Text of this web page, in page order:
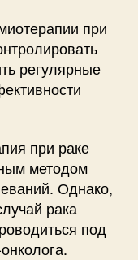
при
регулярные
при раке
методом
Однако,
рака
под